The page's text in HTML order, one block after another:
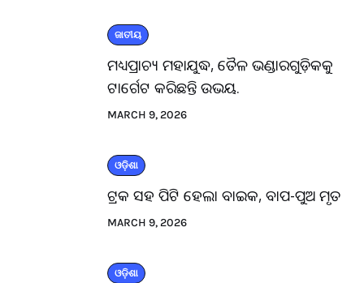
ଜାତୀୟ
ମଧ୍ୟପ୍ରାଚ୍ୟ ମହାଯୁଦ୍ଧ, ତୈଳ ଭଣ୍ଡାରଗୁଡ଼ିକକୁ
ଟାର୍ଗେଟ କରିଛନ୍ତି ଉଭୟ.
MARCH 9, 2026
ଓଡ଼ିଶା
ଟ୍ରକ ସହ ପିଟି ହେଲା ବାଇକ, ବାପ-ପୁଅ ମୃତ
MARCH 9, 2026
ଓଡ଼ିଶା